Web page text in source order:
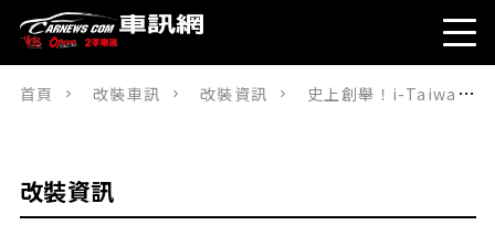
首頁 改裝車訊 改裝資訊 史上創舉！i-Taiwan車隊陳和皇領軍參賽、Luxgen n7順利攻克亞洲拉力賽
改裝資訊